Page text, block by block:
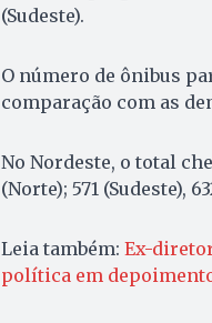
(Sudeste).
O número de ônibus
comparação com as
No Nordeste, o total
(Norte); 571 (Sudeste),
Leia também: Ex-
política em